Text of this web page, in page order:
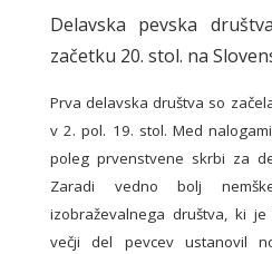
Delavska pevska
začetku 20. stol. na
Prva delavska društva so
v 2. pol. 19. stol. Med
poleg prvenstvene skrbi za
Zaradi vedno bolj
izobraževalnega društva, ki
večji del pevcev ustanovil